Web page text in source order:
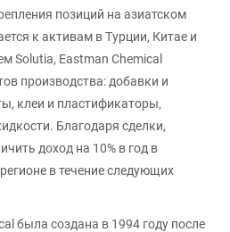
позиций на азиатском
к активам в Турции, Китае и
Solutia, Eastman Chemical
производства: добавки и
клеи и пластификаторы,
Благодаря сделки,
доход на 10% в год в
в течение следующих
была создана в 1994 году после